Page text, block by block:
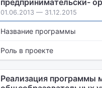
предпринимательски-
01.06.2013 — 31.12.2015
Название программы
Роль в проекте
Реализация программы